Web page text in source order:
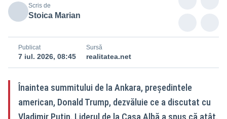
Scris de
Stoica Marian
Publicat
7 iul. 2026, 08:45
Sursă
realitatea.net
Înaintea summitului de la Ankara, președintele
american, Donald Trump, dezvăluie ce a discutat cu
Vladimir Putin. Liderul de la Casa Albă a spus că atât,